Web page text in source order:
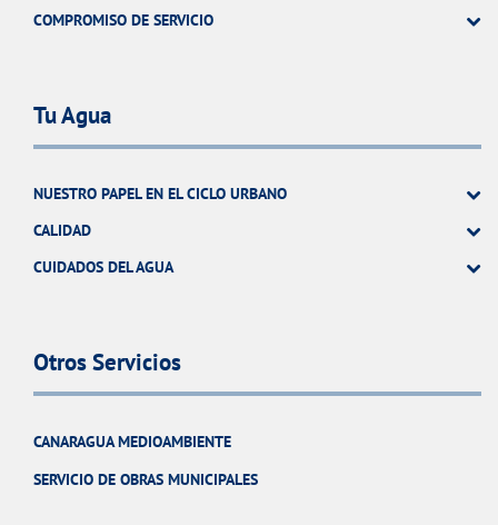
COMPROMISO DE SERVICIO
Tu Agua
NUESTRO PAPEL EN EL CICLO URBANO
CALIDAD
CUIDADOS DEL AGUA
Otros Servicios
CANARAGUA MEDIOAMBIENTE
SERVICIO DE OBRAS MUNICIPALES